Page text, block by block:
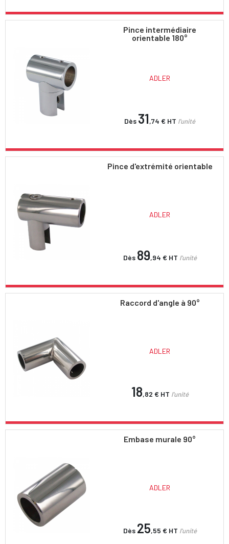
Pince intermédiaire
orientable 180°
ADLER
Dès 31,74 € HT l'unité
Pince d'extrémité orientable
ADLER
Dès 89,94 € HT l'unité
Raccord d'angle à 90°
ADLER
18,82 € HT l'unité
Embase murale 90°
ADLER
Dès 25,55 € HT l'unité